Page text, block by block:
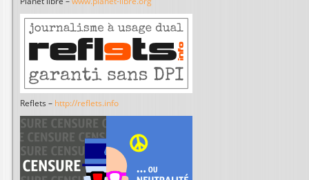
Reflets – http://reflets.info